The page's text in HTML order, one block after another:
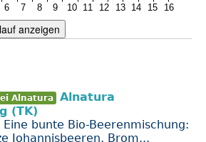
anzeigen
Alnatura
Alnatura
(TK)
bunte Bio-Beerenmischung:
Johannisbeeren, Brom...